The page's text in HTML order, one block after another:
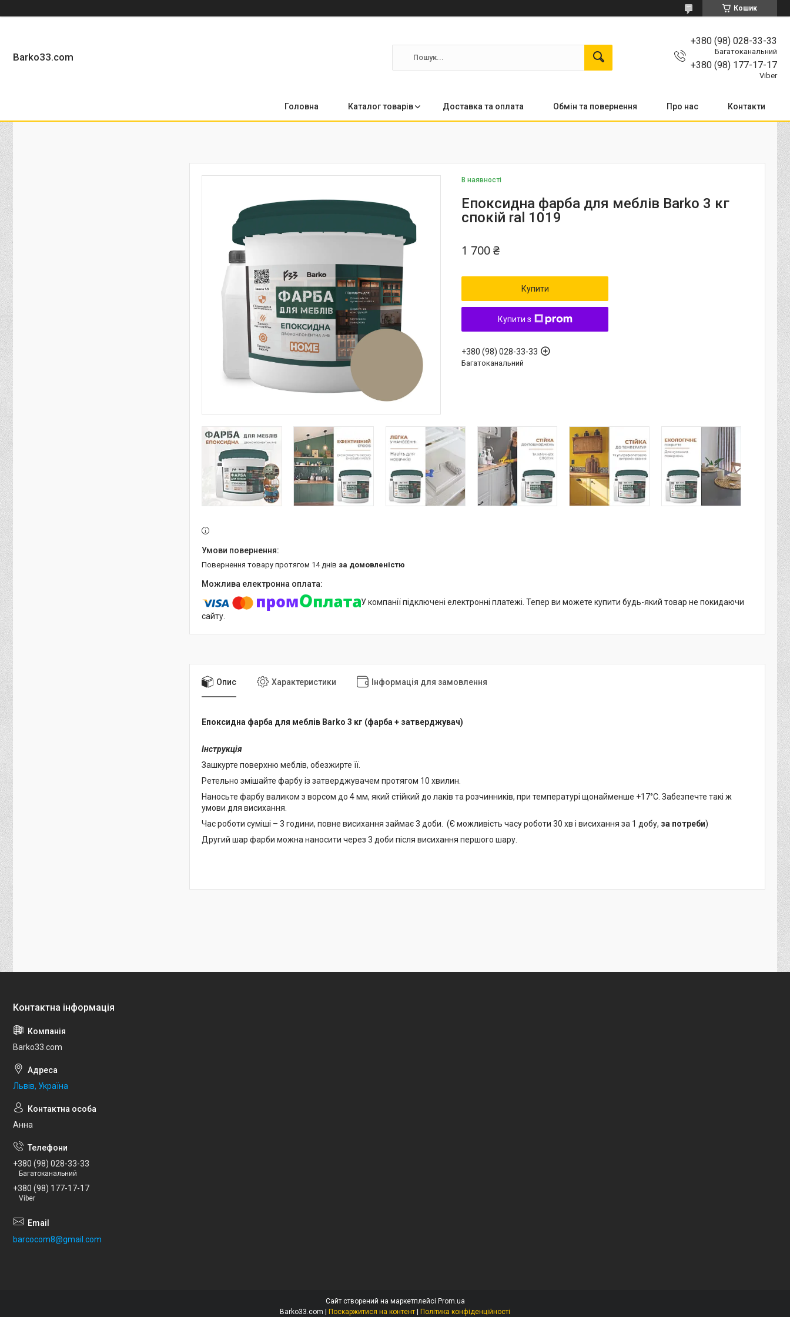
Кошик
Barko33.com
+380 (98) 028-33-33
Багатоканальний
+380 (98) 177-17-17
Viber
Головна Каталог товарів Доставка та оплата Обмін та повернення Про нас Контакти
В наявності
Епоксидна фарба для меблів Barko 3 кг
спокій ral 1019
1 700 ₴
Купити
Купити з
+380 (98) 028-33-33
Багатоканальний
повернення товару протягом 14 днів за домовленістю
У компанії підключені електронні платежі. Тепер ви можете купити будь-який товар не покидаючи
сайту.
Опис Характеристики Інформація для замовлення
Епоксидна фарба для меблів Barko 3 кг (фарба + затверджувач)
Інструкція
Зашкурте поверхню меблів, обезжирте її.
Ретельно змішайте фарбу із затверджувачем протягом 10 хвилин.
Наносьте фарбу валиком з ворсом до 4 мм, який стійкий до лаків та розчинників, при температурі щонайменше +17°C. Забезпечте такі ж
умови для висихання.
Час роботи суміші – 3 години, повне висихання займає 3 доби. (Є можливість часу роботи 30 хв і висихання за 1 добу, за потреби)
Другий шар фарби можна наносити через 3 доби після висихання першого шару.
Barko33.com
Львів, Україна
Анна
+380 (98) 028-33-33
Багатоканальний
+380 (98) 177-17-17
Viber
barcocom8@gmail.com
Сайт створений на маркетплейсі Prom.ua
Поскаржитися на контент Політика конфіденційності